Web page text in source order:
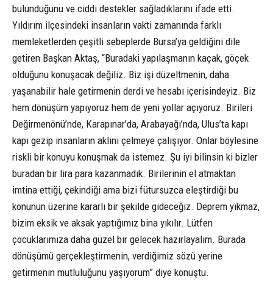
bulunduğunu ve ciddi destekler sağladıklarını ifade etti.
Yıldırım ilçesindeki insanların vakti zamanında farklı
memleketlerden çeşitli sebeplerde Bursa’ya geldiğini dile
getiren Başkan Aktaş, “Buradaki yapılaşmanın kaçak, göçek
olduğunu konuşacak değiliz. Biz işi düzeltmenin, daha
yaşanabilir hale getirmenin derdi ve hesabı içerisindeyiz. Biz
hem dönüşüm yapıyoruz hem de yeni yollar açıyoruz. Birileri
Değirmenönü’nde, Karapınar’da, Arabayağı’nda, Ulus’ta kapı
kapı gezip insanların aklını çelmeye çalışıyor. Onlar böylesine
riskli bir konuyu konuşmak da istemez. Şu iyi bilinsin ki bizler
buradan bir lira para kazanmadık. Birilerinin el atmaktan
imtina ettiği, çekindiği ama bizi fütursuzca eleştirdiği bu
konunun üzerine kararlı bir şekilde gideceğiz. Deprem yıkmaz,
bizim eksik ve aksak yaptığımız bina yıkılır. Lütfen
çocuklarımıza daha güzel bir gelecek hazırlayalım. Burada
dönüşümü gerçekleştirmenin, verdiğimiz sözü yerine
getirmenin mutluluğunu yaşıyorum” diye konuştu.